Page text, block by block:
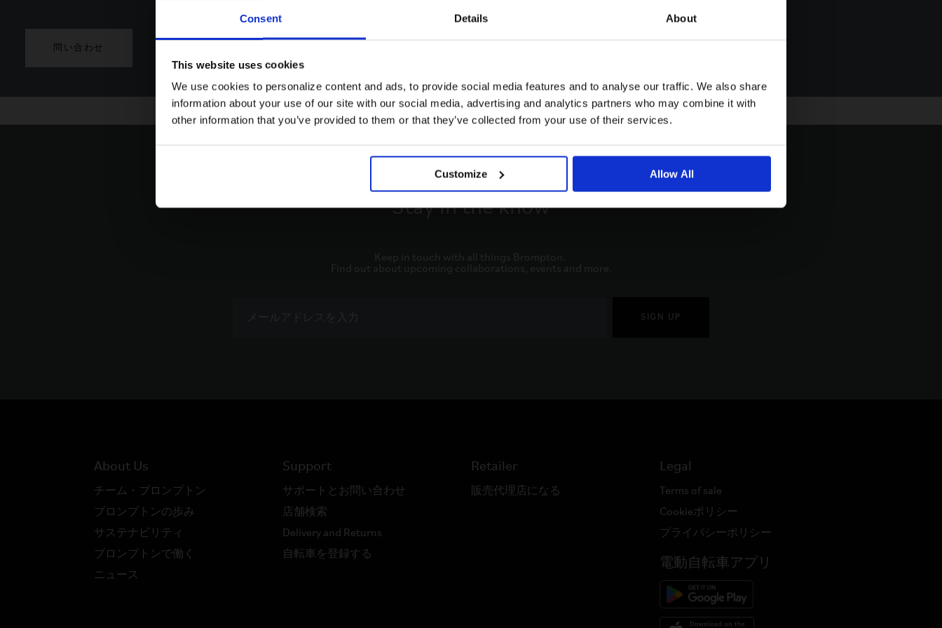
Consent Details About
This website uses cookies
We use cookies to personalize content and ads, to provide social media features and to analyse our traffic. We also share
information about your use of our site with our social media, advertising and analytics partners who may combine it with
other information that you’ve provided to them or that they’ve collected from your use of their services.
Customize Allow All
問い合わせ
Stay in the know
Keep in touch with all things Brompton.
Find out about upcoming collaborations, events and more.
SIGN UP
About Us
チーム・ブロンプトン
ブロンプトンの歩み
サステナビリティ
ブロンプトンで働く
ニュース
Support
サポートとお問い合わせ
店舗検索
Delivery and Returns
自転車を登録する
Retailer
販売代理店になる
Legal
Terms of sale
Cookieポリシー
プライバシーポリシー
電動自転車アプリ
Visiting from the United States?
US website
No, stay here